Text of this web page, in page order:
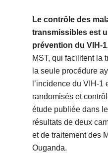
Le contrôle des
transmissibles est
prévention du VIH-1
MST, qui facilitent la
la seule procédure
l’incidence du VIH-1
randomisés et
étude publiée dans le
résultats de deux
et de traitement des
Ouganda.